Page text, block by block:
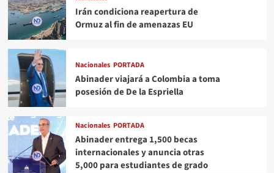
Irán condiciona reapertura de
Ormuz al fin de amenazas EU
Nacionales PORTADA
Abinader viajará a Colombia a toma
posesión de De la Espriella
Nacionales PORTADA
Abinader entrega 1,500 becas
internacionales y anuncia otras
5,000 para estudiantes de grado